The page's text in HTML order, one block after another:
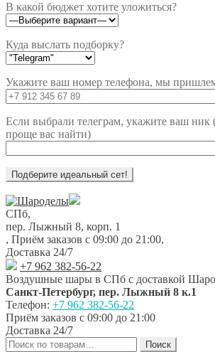
В какой бюджет хотите уложиться?
Куда выслать подборку?
Укажите ваш номер телефона, мы
Если выбрали телеграм, укажите ваш ник
проще вас найти)
Перейти
к
навигации
Перейти
к
содержимому
СПб,
пер. Лыжный 8, корп. 1
, Приём заказов с 09:00 до 21:00,
Доставка 24/7
+7 962 382-56-22
Воздушные шары в СПб с доставкой
Санкт-Петербург, пер. Лыжный 8 к.1
Телефон: +7 962 382-56-22
Приём заказов с 09:00 до 21:00
Доставка 24/7
Искать:
Поиск